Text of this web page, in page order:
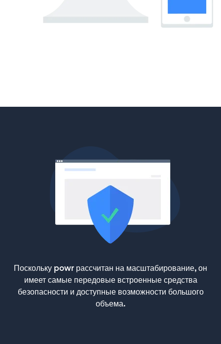
Поскольку powr рассчитан на масштабирование, он
имеет самые передовые встроенные средства
безопасности и доступные возможности большого
объема.